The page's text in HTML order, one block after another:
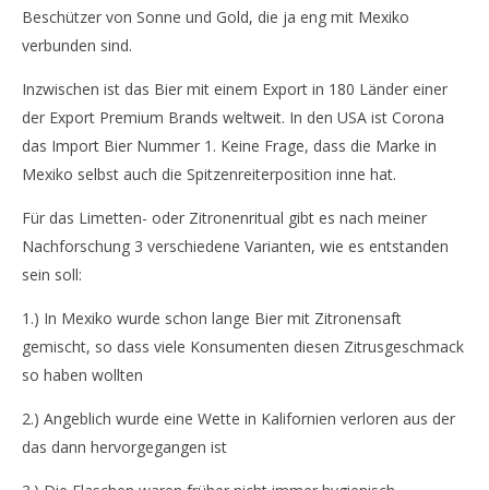
Beschützer von Sonne und Gold, die ja eng mit Mexiko
verbunden sind.
Inzwischen ist das Bier mit einem Export in 180 Länder einer
der Export Premium Brands weltweit. In den USA ist Corona
das Import Bier Nummer 1. Keine Frage, dass die Marke in
Mexiko selbst auch die Spitzenreiterposition inne hat.
Für das Limetten- oder Zitronenritual gibt es nach meiner
Nachforschung 3 verschiedene Varianten, wie es entstanden
sein soll:
1.) In Mexiko wurde schon lange Bier mit Zitronensaft
gemischt, so dass viele Konsumenten diesen Zitrusgeschmack
so haben wollten
2.) Angeblich wurde eine Wette in Kalifornien verloren aus der
das dann hervorgegangen ist